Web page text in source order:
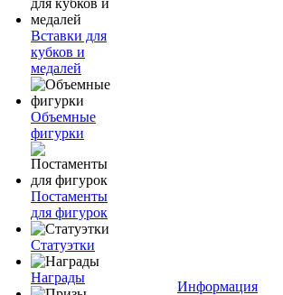
Вставки для
кубков и
медалей
Объемные
фигурки
Постаменты
для фигурок
Статуэтки
Награды
Информация